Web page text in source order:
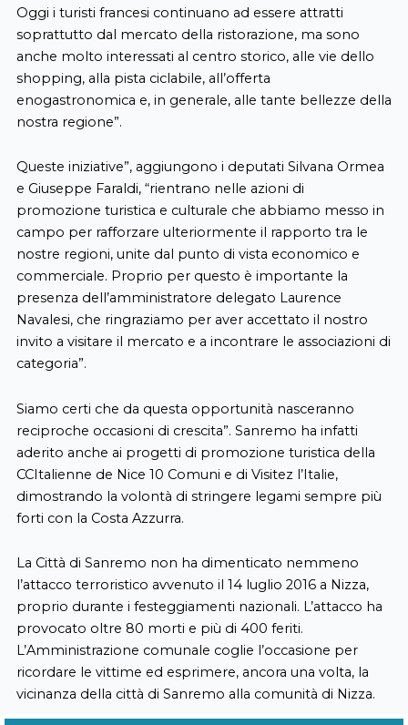
Oggi i turisti francesi continuano ad essere attratti
soprattutto dal mercato della ristorazione, ma sono
anche molto interessati al centro storico, alle vie dello
shopping, alla pista ciclabile, all’offerta
enogastronomica e, in generale, alle tante bellezze della
nostra regione”.
Queste iniziative”, aggiungono i deputati Silvana Ormea
e Giuseppe Faraldi, “rientrano nelle azioni di
promozione turistica e culturale che abbiamo messo in
campo per rafforzare ulteriormente il rapporto tra le
nostre regioni, unite dal punto di vista economico e
commerciale. Proprio per questo è importante la
presenza dell’amministratore delegato Laurence
Navalesi, che ringraziamo per aver accettato il nostro
invito a visitare il mercato e a incontrare le associazioni di
categoria”.
Siamo certi che da questa opportunità nasceranno
reciproche occasioni di crescita”. Sanremo ha infatti
aderito anche ai progetti di promozione turistica della
CCItalienne de Nice 10 Comuni e di Visitez l’Italie,
dimostrando la volontà di stringere legami sempre più
forti con la Costa Azzurra.
La Città di Sanremo non ha dimenticato nemmeno
l’attacco terroristico avvenuto il 14 luglio 2016 a Nizza,
proprio durante i festeggiamenti nazionali. L’attacco ha
provocato oltre 80 morti e più di 400 feriti.
L’Amministrazione comunale coglie l’occasione per
ricordare le vittime ed esprimere, ancora una volta, la
vicinanza della città di Sanremo alla comunità di Nizza.